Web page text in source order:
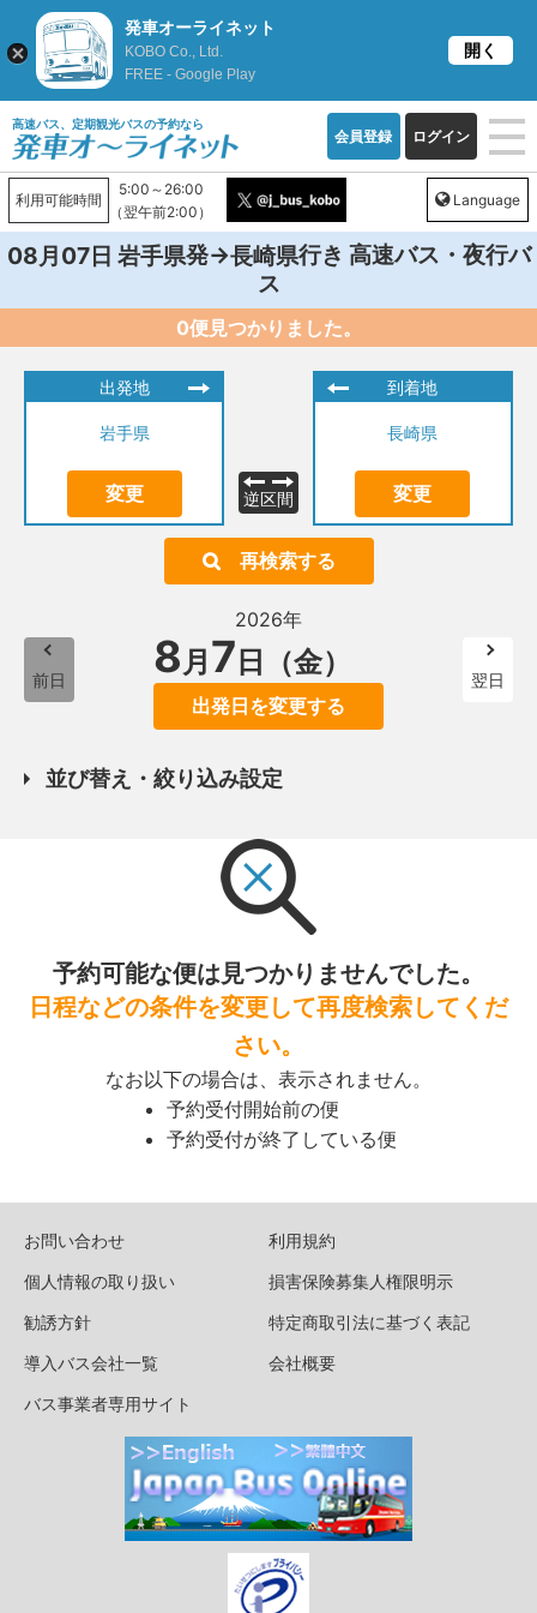
高速バス、定期観光バスの予約なら
会員登録 ログイン
利用可能時間
5:00～26:00
（翌午前2:00）
Language
08月07日 岩手県発→長崎県行き 高速バス・夜行バ
ス
0便見つかりました。
出発地
岩手県
変更 逆区間
到着地
長崎県
変更
再検索する
前日
2026年
8月 7 日（金）
出発日を変更する
翌日
並び替え・絞り込み設定
予約可能な便は見つかりませんでした。
日程などの条件を変更して再度検索してくだ
さい。
なお以下の場合は、表示されません。
予約受付開始前の便
予約受付が終了している便
お問い合わせ
利用規約
個人情報の取り扱い
損害保険募集人権限明示
勧誘方針
特定商取引法に基づく表記
導入バス会社一覧
会社概要
バス事業者専用サイト
発車オーライネット
KOBO Co., Ltd.
FREE - Google Play
開く